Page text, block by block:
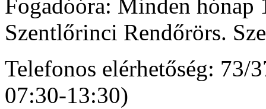
Fogadóóra: Minden
Szentlőrinci Rendőrörs.
Telefonos elérhetőség:
07:30-13:30)